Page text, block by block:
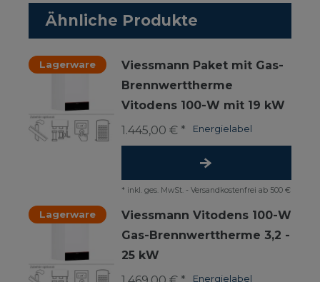
Ähnliche Produkte
Lagerware
Viessmann Paket mit Gas-
Brennwerttherme
Vitodens 100-W mit 19 kW
Energielabel
1.445,00 € *
* inkl. ges. MwSt. - Versandkostenfrei ab 500 €
Lagerware
Viessmann Vitodens 100-W
Gas-Brennwerttherme 3,2 -
25 kW
Energielabel